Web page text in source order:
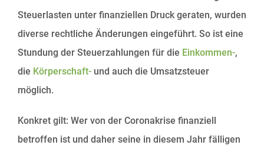
Steuerlasten unter finanziellen Druck geraten, wurden
diverse rechtliche Änderungen eingeführt. So ist eine
Stundung der Steuerzahlungen für die Einkommen-,
die Körperschaft- und auch die Umsatzsteuer
möglich.
Konkret gilt: Wer von der Coronakrise finanziell
betroffen ist und daher seine in diesem Jahr fälligen